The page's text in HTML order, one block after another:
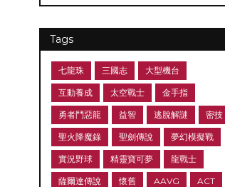
Tags
七龍珠 三國志 大型機台
互動養成 太空戰士 金手指
勇者鬥惡龍 益智 逃脫解謎 密技
聖火降魔錄 聖劍傳說 夢幻模擬戰
實況野球 精靈寶可夢 龍戰士
薩爾達傳說 懷舊 AAVG ACT